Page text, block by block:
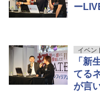
ー
イベン
「新
てる
が言